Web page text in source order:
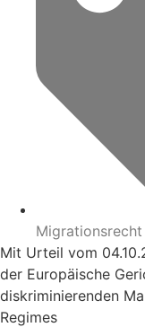
Migrationsrecht
Mit Urteil vom
der Europäische
diskriminierenden
Regimes